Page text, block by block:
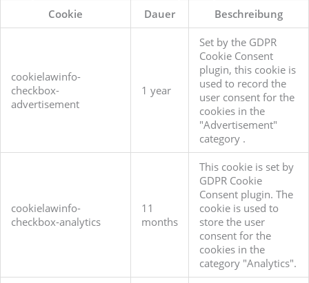
Cookie
Dauer Beschreibung
cookielawinfo-
checkbox-
advertisement
1 year
Set by the GDPR
Cookie Consent
plugin, this cookie is
used to record the
user consent for the
cookies in the
"Advertisement"
category .
cookielawinfo-
checkbox-analytics
11
months
This cookie is set by
GDPR Cookie
Consent plugin. The
cookie is used to
store the user
consent for the
cookies in the
category "Analytics".